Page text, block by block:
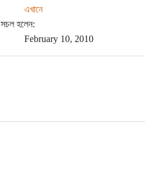
এখানে
সচল হলেন:
February 10, 2010